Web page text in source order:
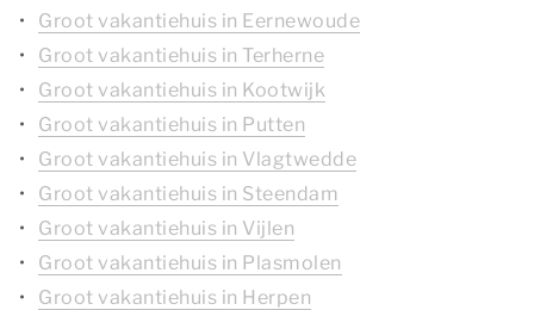
Groot vakantiehuis in Eernewoude
Groot vakantiehuis in Terherne
Groot vakantiehuis in Kootwijk
Groot vakantiehuis in Putten
Groot vakantiehuis in Vlagtwedde
Groot vakantiehuis in Steendam
Groot vakantiehuis in Vijlen
Groot vakantiehuis in Plasmolen
Groot vakantiehuis in Herpen